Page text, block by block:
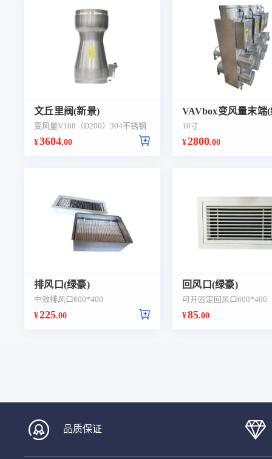
文丘里阀(新景)
变风量V108（D200）304不锈钢
¥3604.00
VAVbox变风量末端
10寸
¥2800.00
排风口(绿豪)
中效排风口600*400
¥225.00
回风口(绿豪)
可开固定回风口600*400
¥85.00
品质保证